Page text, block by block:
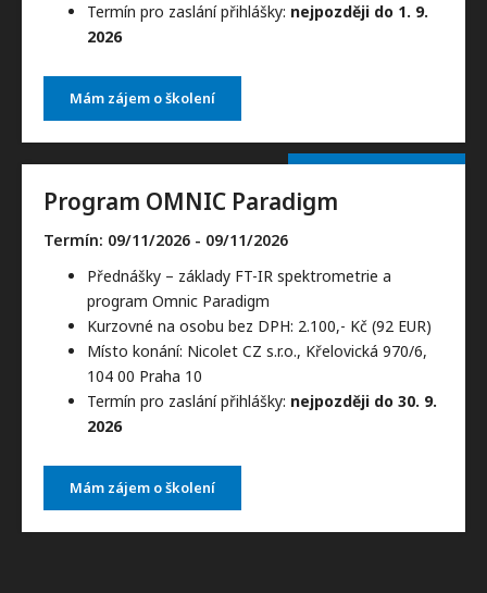
Termín pro zaslání přihlášky: nejpozději do 1. 9.
2026
Mám zájem o školení
Program OMNIC Paradigm
Termín: 09/11/2026 - 09/11/2026
Přednášky – základy FT-IR spektrometrie a
program Omnic Paradigm
Kurzovné na osobu bez DPH: 2.100,- Kč (92 EUR)
Místo konání: Nicolet CZ s.r.o., Křelovická 970/6,
104 00 Praha 10
Termín pro zaslání přihlášky: nejpozději do 30. 9.
2026
Mám zájem o školení